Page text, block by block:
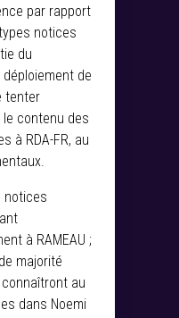
par rapport
notices
du
déploiement de
tenter
contenu des
à RDA-FR, au
notices
à RAMEAU ;
majorité
au
dans Noemi